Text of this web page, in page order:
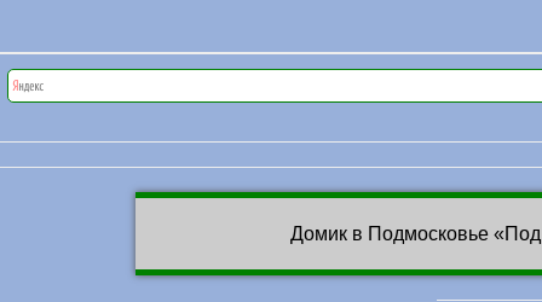
Домик в Подмосковье